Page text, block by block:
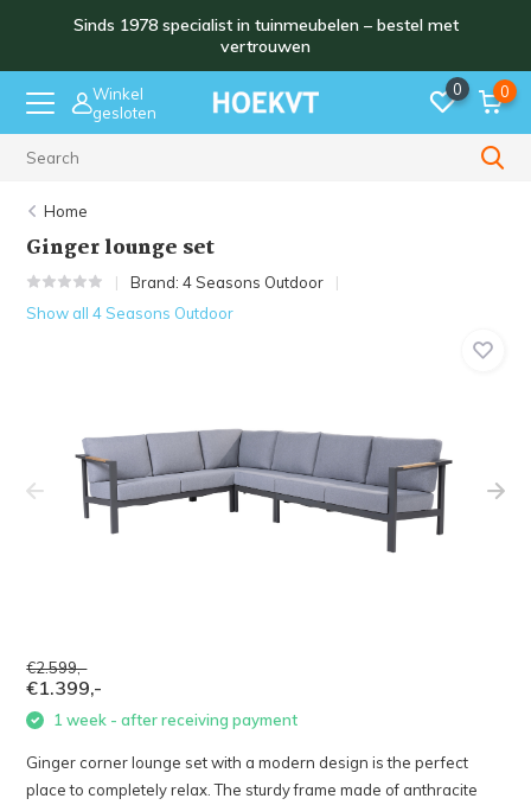
Sinds 1978 specialist in tuinmeubelen – bestel met
vertrouwen
Winkel
gesloten
0 0
Home
Ginger lounge set
Brand:4 Seasons Outdoor
Show all 4 Seasons Outdoor
€2.599,-
€1.399,-
1 week - after receiving payment
Ginger corner lounge set with a modern design is the perfect
place to completely relax. The sturdy frame made of anthracite